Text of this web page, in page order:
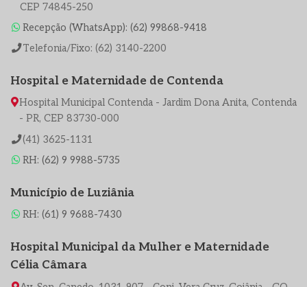
CEP 74845-250
Recepção (WhatsApp): (62) 99868-9418
Telefonia/Fixo: (62) 3140-2200
Hospital e Maternidade de Contenda
Hospital Municipal Contenda - Jardim Dona Anita, Contenda
- PR, CEP 83730-000
(41) 3625-1131
RH: (62) 9 9988-5735
Município de Luziânia
RH: (61) 9 9688-7430
Hospital Municipal da Mulher e Maternidade
Célia Câmara